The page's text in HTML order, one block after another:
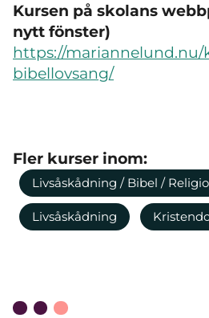
Kursen på skolans
nytt fönster)
https://mariannelund.nu/
bibellovsang/
Fler kurser inom:
Livsåskådning / Bibel /
Livsåskådning